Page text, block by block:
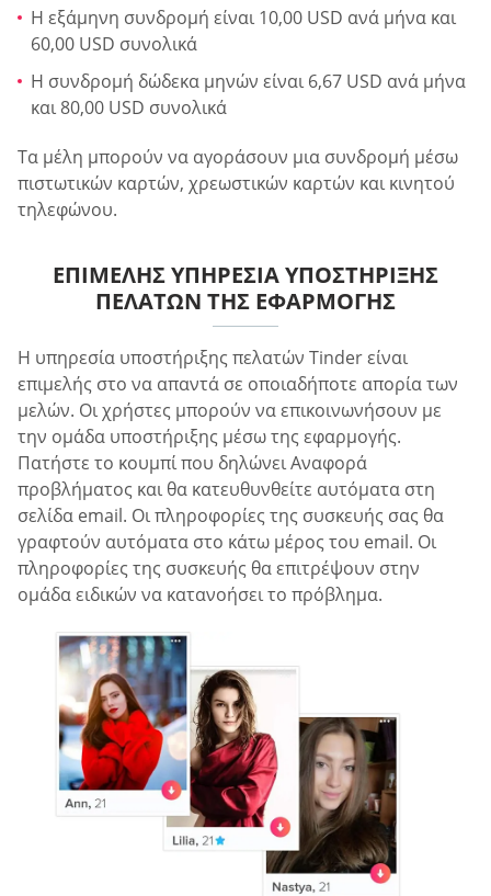
Η εξάμηνη συνδρομή είναι 10,00 USD ανά μήνα και
60,00 USD συνολικά
Η συνδρομή δώδεκα μηνών είναι 6,67 USD ανά μήνα
και 80,00 USD συνολικά
Τα μέλη μπορούν να αγοράσουν μια συνδρομή μέσω
πιστωτικών καρτών, χρεωστικών καρτών και κινητού
τηλεφώνου.
ΕΠΙΜΕΛΉΣ ΥΠΗΡΕΣΊΑ ΥΠΟΣΤΉΡΙΞΗΣ
ΠΕΛΑΤΏΝ ΤΗΣ ΕΦΑΡΜΟΓΉΣ
Η υπηρεσία υποστήριξης πελατών Tinder είναι
επιμελής στο να απαντά σε οποιαδήποτε απορία των
μελών. Οι χρήστες μπορούν να επικοινωνήσουν με
την ομάδα υποστήριξης μέσω της εφαρμογής.
Πατήστε το κουμπί που δηλώνει Αναφορά
προβλήματος και θα κατευθυνθείτε αυτόματα στη
σελίδα email. Οι πληροφορίες της συσκευής σας θα
γραφτούν αυτόματα στο κάτω μέρος του email. Οι
πληροφορίες της συσκευής θα επιτρέψουν στην
ομάδα ειδικών να κατανοήσει το πρόβλημα.